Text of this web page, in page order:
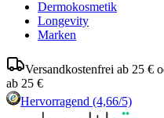
Dermokosmetik
Longevity
Marken
Versandkostenfrei ab 25 €
ab 25 €
Hervorragend (4,66/5)